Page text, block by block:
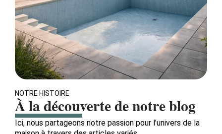
NOTRE HISTOIRE
À la découverte de notre blog
Ici, nous partageons notre passion pour l’univers de la